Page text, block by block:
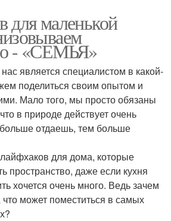
для маленькой
- «СЕМЬЯ»
является специалистом в какой-
поделиться своим опытом и
Мало того, мы просто обязаны
в природе действует очень
отдаешь, тем больше
для дома, которые
пространство, даже если кухня
хочется очень много. Ведь зачем
что может поместиться в самых